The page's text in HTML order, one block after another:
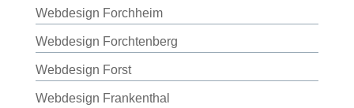
Webdesign Forchheim
Webdesign Forchtenberg
Webdesign Forst
Webdesign Frankenthal